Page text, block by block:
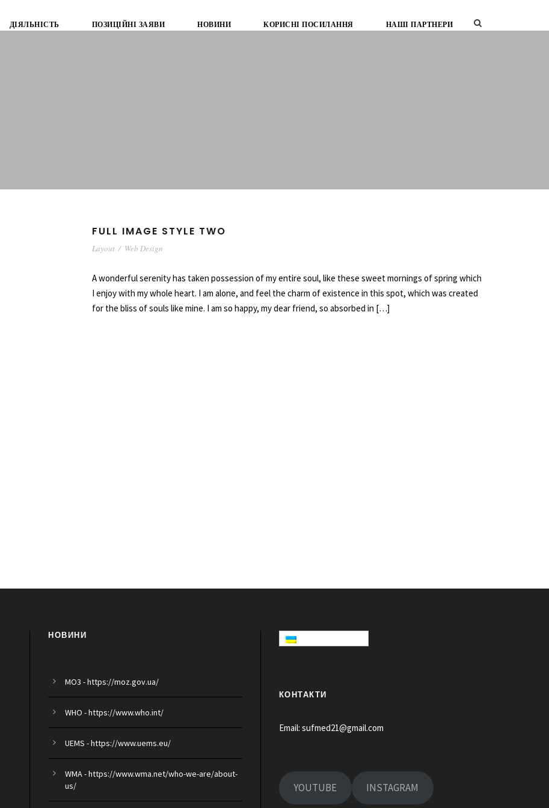
ДІЯЛЬНІСТЬ ПОЗИЦІЙНІ ЗАЯВИ НОВИНИ КОРИСНІ ПОСИЛАННЯ НАШІ ПАРТНЕРИ
FULL IMAGE STYLE TWO
Layout / Web Design
A wonderful serenity has taken possession of my entire soul, like these sweet mornings of spring which
I enjoy with my whole heart. I am alone, and feel the charm of existence in this spot, which was created
for the bliss of souls like mine. I am so happy, my dear friend, so absorbed in […]
НОВИНИ
MO3 - https://moz.gov.ua/
WHO - https://www.who.int/
UEMS - https://www.uems.eu/
WMA - https://www.wma.net/who-we-are/about-
us/
КОНТАКТИ
Email: sufmed21@gmail.com
YOUTUBE INSTAGRAM